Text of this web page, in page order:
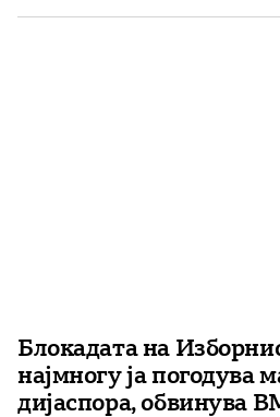
на Обединетата македонска
Блокадата на
најмногу ја погодува
дијаспора,